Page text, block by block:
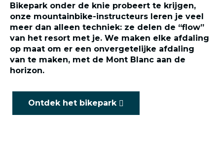
Bikepark onder de knie probeert te krijgen,
onze mountainbike-instructeurs leren je veel
meer dan alleen techniek: ze delen de “flow”
van het resort met je. We maken elke afdaling
op maat om er een onvergetelijke afdaling
van te maken, met de Mont Blanc aan de
horizon.
Ontdek het bikepark